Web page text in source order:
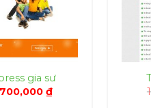
gia sư
Giá
700,000₫Giá